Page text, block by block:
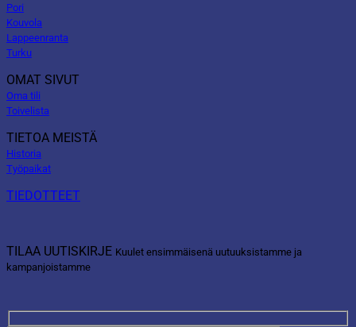
Pori
Kouvola
Lappeenranta
Turku
OMAT SIVUT
Oma tili
Toivelista
TIETOA MEISTÄ
Historia
Työpaikat
TIEDOTTEET
TILAA UUTISKIRJE Kuulet ensimmäisenä uutuuksistamme ja
kampanjoistamme